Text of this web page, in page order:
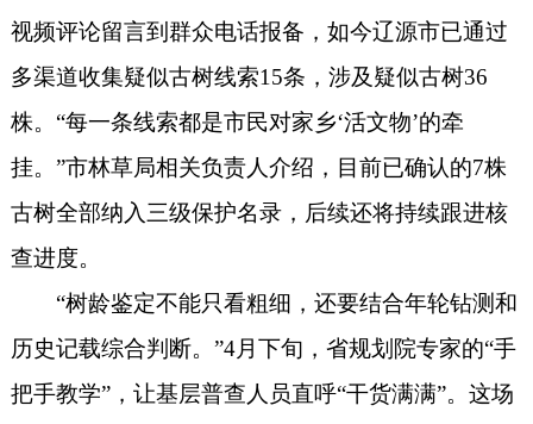
视频评论留言到群众电话报备，如今辽源市已通过
多渠道收集疑似古树线索1 5条， 涉及疑似古树36
株。 “每一条线索都是市民对家乡‘活文物’的牵
挂。”市林草局相关负责人介绍，目前已确认的7株
古树全部纳入三级保护名录，后续还将持续跟进核
查进度。
“树龄鉴定不能只看粗细，还要结合年轮钻测和
历史记载综合判断。”4月下旬，省规划院专家的“手
把手教学”，让基层普查人员直呼“干货满满”。这场